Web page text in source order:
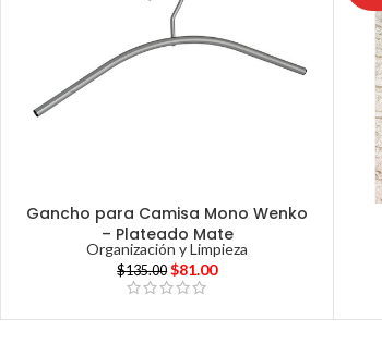
Gancho para Camisa Mono Wenko
– Plateado Mate
Organización y Limpieza
$135.00 $81.00